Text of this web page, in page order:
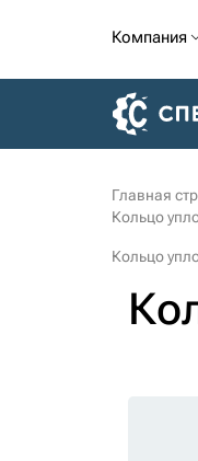
Компания
Главная
Кольцо
Кольцо